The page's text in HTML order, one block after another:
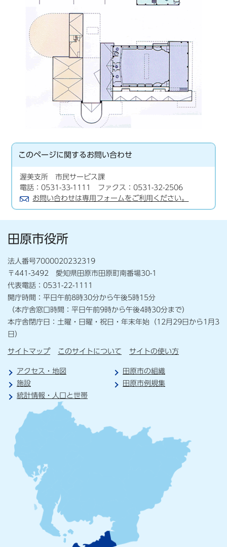
このページに関するお問い合わせ
渥美支所 市民サービス課
電話：0531-33-1111 ファクス：0531-32-2506
お問い合わせは専用フォームをご利用ください。
田原市役所
法人番号7000020232319
〒441-3492 愛知県田原市田原町南番場30-1
代表電話：0531-22-1111
開庁時間：平日午前8時30分から午後5時15分
（本庁舎窓口時間：平日午前9時から午後4時30分まで）
本庁舎閉庁日：土曜・日曜・祝日・年末年始（12月29日から1月3
日）
サイトマップ このサイトについて サイトの使い方
アクセス・地図
田原市の組織
施設
田原市例規集
統計情報・人口と世帯